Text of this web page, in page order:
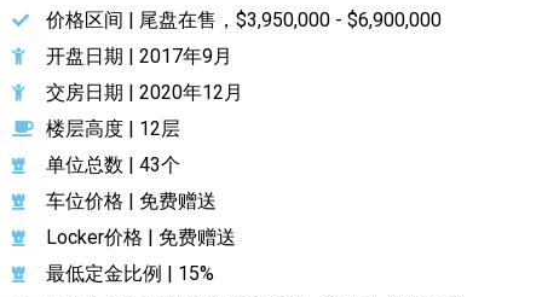
加拿大社会保险系统
定居安大略省
安大略省免费医疗保险
加拿大的福利制度
吃货眼中的加拿大地图
价格区间 | 尾盘在售，$3,950,000 - $6,900,000
开盘日期 | 2017年9月
交房日期 | 2020年12月
楼层高度 | 12层
单位总数 | 43个
车位价格 | 免费赠送
Locker价格 | 免费赠送
最低定金比例 | 15%